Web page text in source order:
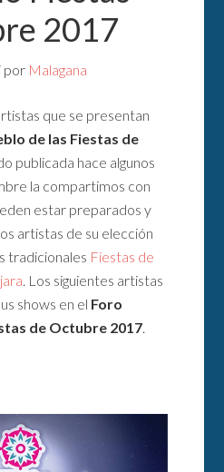
2017
por Malagana
que se presentan
de las Fiestas de
publicada hace algunos
la compartimos con
estar preparados y
artistas de su elección
tradicionales Fiestas de
. Los siguientes artistas
shows en el Foro
de Octubre 2017.